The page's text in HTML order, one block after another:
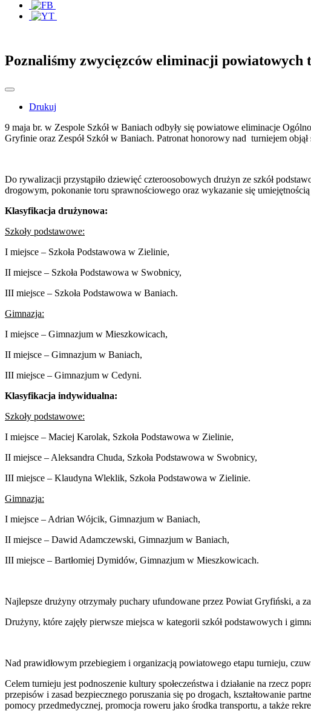
Poznaliśmy zwycięzców eliminacji
Drukuj
9 maja br. w Zespole Szkół w Baniach odbyły się powiatowe eliminacje
Gryfinie oraz Zespół Szkół w Baniach. Patronat honorowy nad turniejem
Do rywalizacji przystąpiło dziewięć czteroosobowych drużyn ze szkół
drogowym, pokonanie toru sprawnościowego oraz wykazanie się
Klasyfikacja drużynowa:
Szkoły podstawowe:
I miejsce – Szkoła Podstawowa w Zielinie,
II miejsce – Szkoła Podstawowa w Swobnicy,
III miejsce – Szkoła Podstawowa w Baniach.
Gimnazja:
I miejsce – Gimnazjum w Mieszkowicach,
II miejsce – Gimnazjum w Baniach,
III miejsce – Gimnazjum w Cedyni.
Klasyfikacja indywidualna:
Szkoły podstawowe:
I miejsce – Maciej Karolak, Szkoła Podstawowa w Zielinie,
II miejsce – Aleksandra Chuda, Szkoła Podstawowa w Swobnicy,
III miejsce – Klaudyna Wleklik, Szkoła Podstawowa w Zielinie.
Gimnazja:
I miejsce – Adrian Wójcik, Gimnazjum w Baniach,
II miejsce – Dawid Adamczewski, Gimnazjum w Baniach,
III miejsce – Bartłomiej Dymidów, Gimnazjum w Mieszkowicach.
Najlepsze drużyny otrzymały puchary ufundowane przez Powiat Gryfiński, a
Drużyny, które zajęły pierwsze miejsca w kategorii szkół podstawowych i
Nad prawidłowym przebiegiem i organizacją powiatowego etapu turnieju,
Celem turnieju jest podnoszenie kultury społeczeństwa i działanie na rzecz
przepisów i zasad bezpiecznego poruszania się po drogach, kształtowanie
pomocy przedmedycznej, promocja roweru jako środka transportu, a także